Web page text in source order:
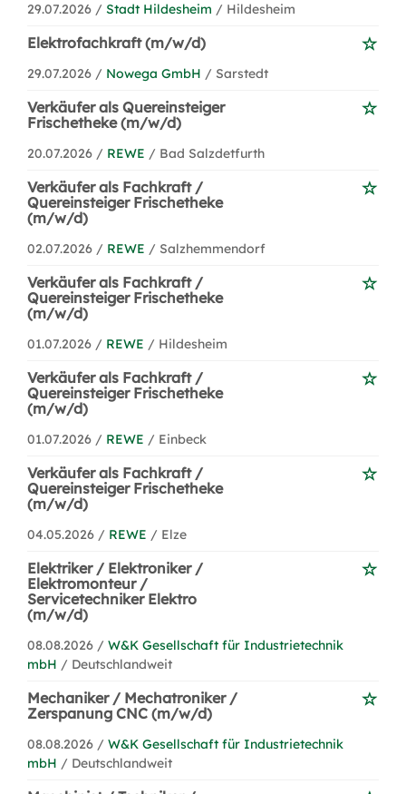
29.07.2026 / Stadt Hildesheim / Hildesheim
Elektrofachkraft (m/w/d)
29.07.2026 / Nowega GmbH / Sarstedt
Verkäufer als Quereinsteiger
Frischetheke (m/w/d)
20.07.2026 / REWE / Bad Salzdetfurth
Verkäufer als Fachkraft /
Quereinsteiger Frischetheke
(m/w/d)
02.07.2026 / REWE / Salzhemmendorf
Verkäufer als Fachkraft /
Quereinsteiger Frischetheke
(m/w/d)
01.07.2026 / REWE / Hildesheim
Verkäufer als Fachkraft /
Quereinsteiger Frischetheke
(m/w/d)
01.07.2026 / REWE / Einbeck
Verkäufer als Fachkraft /
Quereinsteiger Frischetheke
(m/w/d)
04.05.2026 / REWE / Elze
Elektriker / Elektroniker /
Elektromonteur /
Servicetechniker Elektro
(m/w/d)
08.08.2026 / W&K Gesellschaft für Industrietechnik
mbH / Deutschlandweit
Mechaniker / Mechatroniker /
Zerspanung CNC (m/w/d)
08.08.2026 / W&K Gesellschaft für Industrietechnik
mbH / Deutschlandweit